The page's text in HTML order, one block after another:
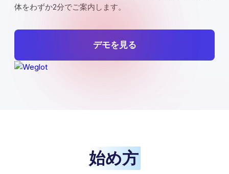
体をわずか2分でご案内します。
デモを見る
始め方